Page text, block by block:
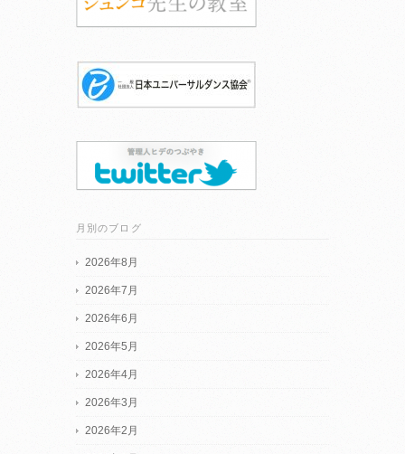
月別のブログ
2026年8月
2026年7月
2026年6月
2026年5月
2026年4月
2026年3月
2026年2月